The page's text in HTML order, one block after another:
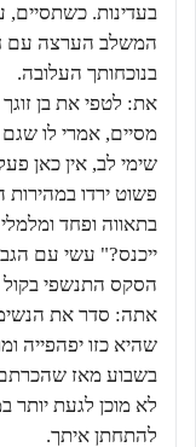
בעדינות.
המשלב הערצה עם
בנוכחותך העלובה.
את: לטפי את בן
מסיים, אמרי לו
שימי לב, אין כאן
פשוט ירדו
בתאווה ופחד
ייכנס?" עשי עם
הסקס התנשפי בקול
אתה: סדר את
שהיא כזו יפהפייה
בשבוע מאז
לא מוכן לגעת
להתחתן איתך.